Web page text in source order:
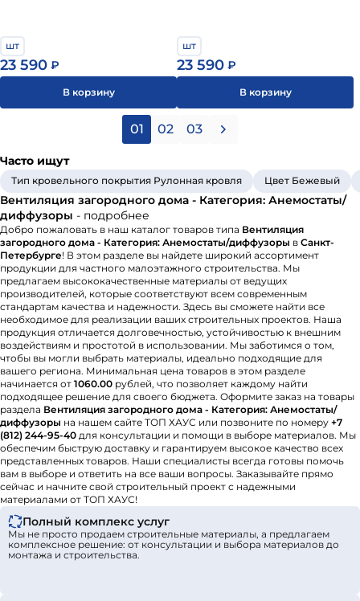
шт
23 590 ₽
В корзину
шт
23 590 ₽
В корзину
01 02 03
Часто ищут
Тип кровельного покрытия Рулонная кровля Цвет Бежевый
Вентиляция загородного дома - Категория: Анемостаты/
диффузоры - подробнее
Добро пожаловать в наш каталог товаров типа Вентиляция
загородного дома - Категория: Анемостаты/диффузоры в Санкт-
Петербурге! В этом разделе вы найдете широкий ассортимент
продукции для частного малоэтажного строительства. Мы
предлагаем высококачественные материалы от ведущих
производителей, которые соответствуют всем современным
стандартам качества и надежности. Здесь вы сможете найти все
необходимое для реализации ваших строительных проектов. Наша
продукция отличается долговечностью, устойчивостью к внешним
воздействиям и простотой в использовании. Мы заботимся о том,
чтобы вы могли выбрать материалы, идеально подходящие для
вашего региона. Минимальная цена товаров в этом разделе
начинается от 1060.00 рублей, что позволяет каждому найти
подходящее решение для своего бюджета. Оформите заказ на товары
раздела Вентиляция загородного дома - Категория: Анемостаты/
диффузоры на нашем сайте ТОП ХАУС или позвоните по номеру +7
(812) 244-95-40 для консультации и помощи в выборе материалов. Мы
обеспечим быструю доставку и гарантируем высокое качество всех
представленных товаров. Наши специалисты всегда готовы помочь
вам в выборе и ответить на все ваши вопросы. Заказывайте прямо
сейчас и начните свой строительный проект с надежными
материалами от ТОП ХАУС!
Полный комплекс услуг
Мы не просто продаем строительные материалы, а предлагаем
комплексное решение: от консультации и выбора материалов до
монтажа и строительства.